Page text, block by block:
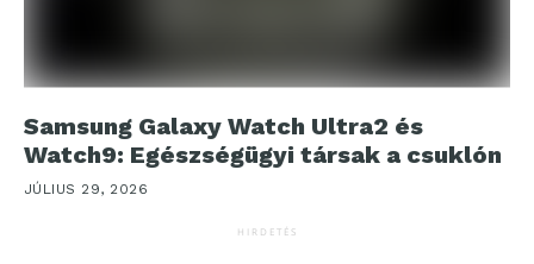
Samsung Galaxy Watch Ultra2 és
Watch9: Egészségügyi társak a csuklón
JÚLIUS 29, 2026
HIRDETÉS